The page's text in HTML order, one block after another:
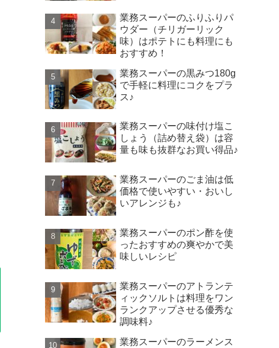
業務スーパーのふりふりパ
ウダー（チリガーリック
味）はポテトにも料理にも
おすすめ！
業務スーパーの黒みつ180g
で手軽に料理にコクをプラ
ス♪
業務スーパーの味付け塩こ
しょう（詰め替え袋）は容
量も味も抜群なお買い得品♪
業務スーパーのごま油は低
価格で使いやすい・おいし
いアレンジも♪
業務スーパーのポン酢を使
ったおすすめの爽やかで美
味しいレシピ
業務スーパーのアトランテ
ィックソルトは料理をワン
ランクアップさせる優秀な
調味料♪
業務スーパーのラーメンス